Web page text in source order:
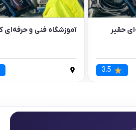
حقیر
3.5
آموزشگاه فنی و حرفه‌ای